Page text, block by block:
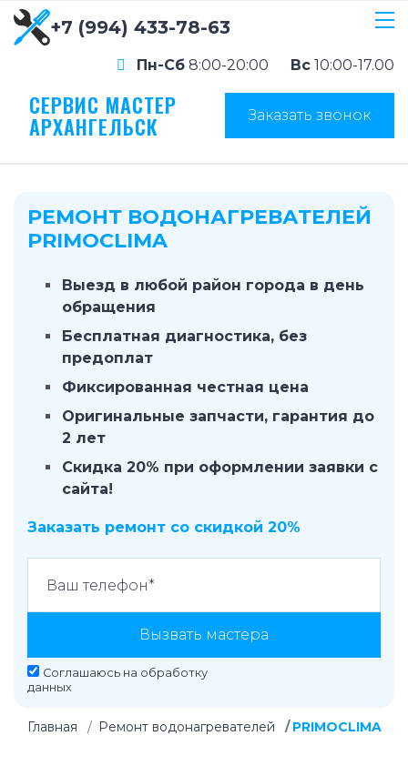
+7 (994) 433-78-63
Пн-Сб 8:00-20:00 Вс 10:00-17.00
СЕРВИС МАСТЕР
АРХАНГЕЛЬСК Заказать звонок
РЕМОНТ ВОДОНАГРЕВАТЕЛЕЙ
PRIMOCLIMA
Выезд в любой район города в день
обращения
Бесплатная диагностика, без
предоплат
Фиксированная честная цена
Оригинальные запчасти, гарантия до
2 лет
Скидка 20% при оформлении заявки с
сайта!
Заказать ремонт со скидкой 20%
Вызвать мастера
Соглашаюсь на обработку
данных
Главная Ремонт водонагревателей PRIMOCLIMA